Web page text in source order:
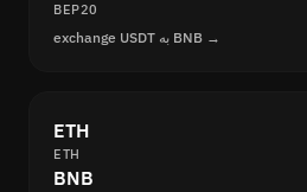
BEP20
exchange USDT به BNB →
ETH
ETH
BNB